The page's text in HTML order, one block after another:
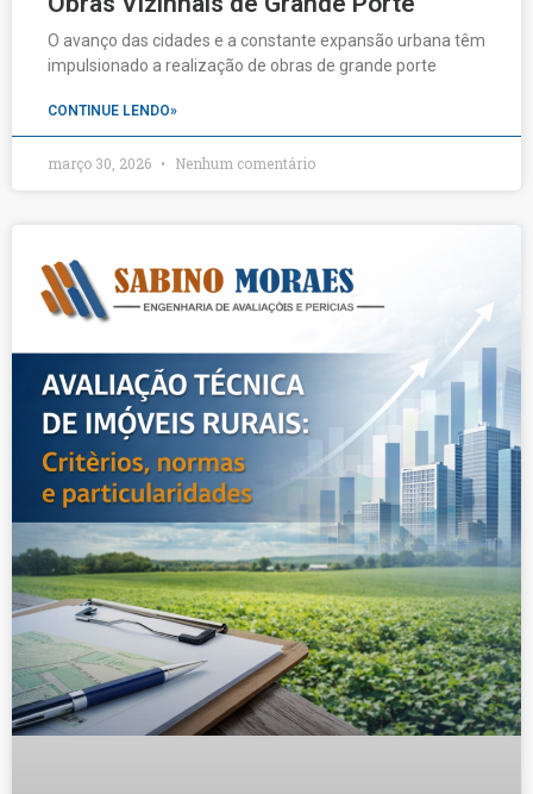
O avanço das cidades e a constante expansão urbana têm
impulsionado a realização de obras de grande porte
CONTINUE LENDO»
março 30, 2026 Nenhum comentário